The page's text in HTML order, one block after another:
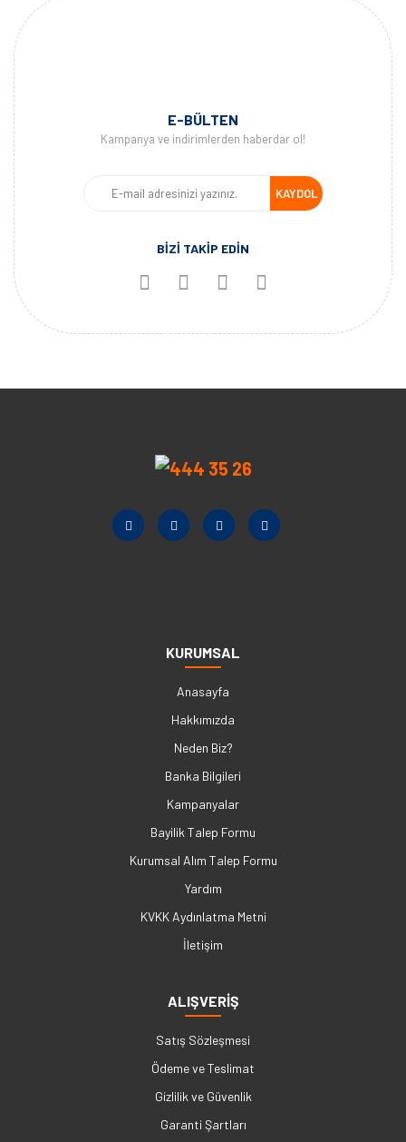
E-BÜLTEN
Kampanya ve indirimlerden haberdar ol!
KAYDOL
BİZİ TAKİP EDİN
KURUMSAL
Anasayfa
Hakkımızda
Neden Biz?
Banka Bilgileri
Kampanyalar
Bayilik Talep Formu
Kurumsal Alım Talep Formu
Yardım
KVKK Aydınlatma Metni
İletişim
ALIŞVERİŞ
Satış Sözleşmesi
Ödeme ve Teslimat
Gizlilik ve Güvenlik
Garanti Şartları